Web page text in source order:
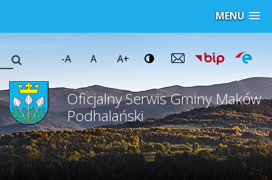
MENU
Oficjalny Serwis Gminy Maków
Podhalański
-A A A+